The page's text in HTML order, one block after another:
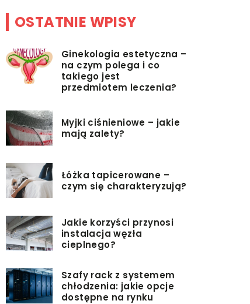
OSTATNIE WPISY
Ginekologia estetyczna –
na czym polega i co
takiego jest
przedmiotem leczenia?
Myjki ciśnieniowe – jakie
mają zalety?
Łóżka tapicerowane –
czym się charakteryzują?
Jakie korzyści przynosi
instalacja węzła
cieplnego?
Szafy rack z systemem
chłodzenia: jakie opcje
dostępne na rynku